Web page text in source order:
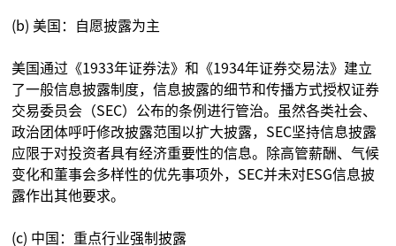
(b) 美国：自愿披露为主
美国通过《1933年证券法》和《1934年证券交易法》建立
了一般信息披露制度，信息披露的细节和传播方式授权证券
交易委员会（SEC）公布的条例进行管治。虽然各类社会、
政治团体呼吁修改披露范围以扩大披露，SEC坚持信息披露
应限于对投资者具有经济重要性的信息。除高管薪酬、气候
变化和董事会多样性的优先事项外，SEC并未对ESG信息披
露作出其他要求。
(c) 中国：重点行业强制披露